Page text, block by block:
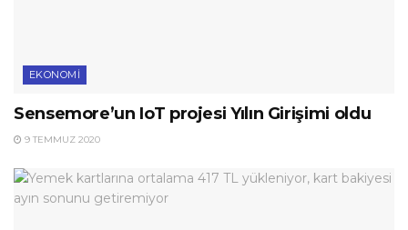
EKONOMI
Sensemore’un IoT projesi Yılın Girişimi oldu
9 TEMMUZ 2020